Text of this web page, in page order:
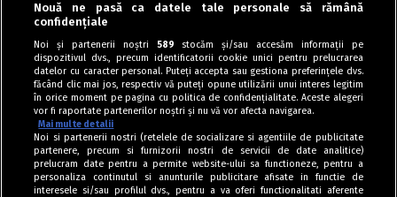
Nouă ne pasă ca datele tale personale să rămână
confidențiale
Noi și partenerii noștri 589 stocăm și/sau accesăm informații pe
dispozitivul dvs., precum identificatorii cookie unici pentru prelucrarea
datelor cu caracter personal. Puteți accepta sau gestiona preferințele dvs.
făcând clic mai jos, respectiv vă puteți opune utilizării unui interes legitim
în orice moment pe pagina cu politica de confidențialitate. Aceste alegeri
vor fi raportate partenerilor noștri și nu vă vor afecta navigarea.
Mai multe detalii
Noi si partenerii nostri (retelele de socializare si agentiile de publicitate
partenere, precum si furnizorii nostri de servicii de date analitice)
prelucram date pentru a permite website-ului sa functioneze, pentru a
personaliza continutul si anunturile publicitare afisate in functie de
interesele si/sau profilul dvs., pentru a va oferi functionalitati aferente